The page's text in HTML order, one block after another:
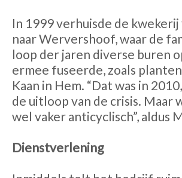
In 1999 verhuisde de kwekerij
naar Wervershoof, waar de
loop der jaren diverse buren
ermee fuseerde, zoals
Kaan in Hem. “Dat was in
de uitloop van de crisis. Maar
wel vaker anticyclisch”, aldus
Dienstverlening